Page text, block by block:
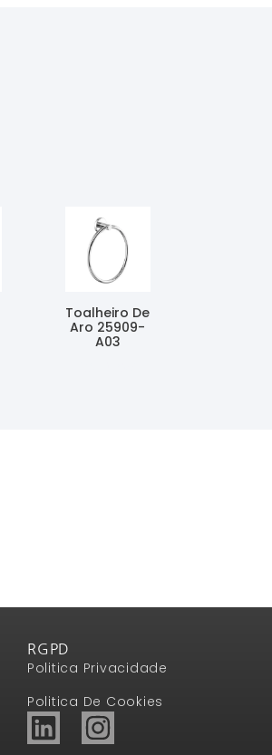
Toalheiro De
Aro 25909-
A03
RGPD
Politica Privacidade
Politica De Cookies